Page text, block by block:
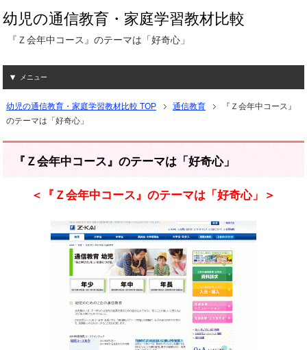
幼児の通信教育・家庭学習教材比較
『Ｚ会年中コース』のテーマは「好奇心」
メニュー
幼児の通信教育・家庭学習教材比較 TOP 通信教育
『Ｚ会年中コース』
のテーマは「好奇心」
『Ｚ会年中コース』のテーマは「好奇心」
＜『Ｚ会年中コース』のテーマは「好奇心」＞